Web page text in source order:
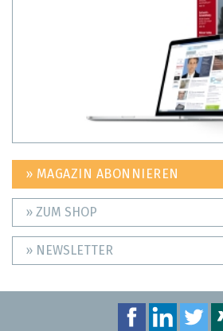
» MAGAZIN ABONNIEREN
» ZUM SHOP
» NEWSLETTER